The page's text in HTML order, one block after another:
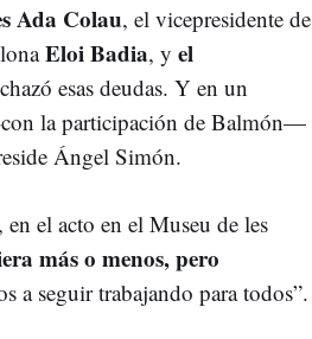
Ada Colau, el vicepresidente de
Eloi Badia, y el
esas deudas. Y en un
la participación de Balmón—
Ángel Simón.
el acto en el Museu de les
más o menos, pero
a seguir trabajando para todos”.